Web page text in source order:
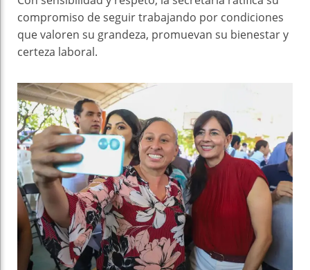
compromiso de seguir trabajando por condiciones
que valoren su grandeza, promuevan su bienestar y
certeza laboral.